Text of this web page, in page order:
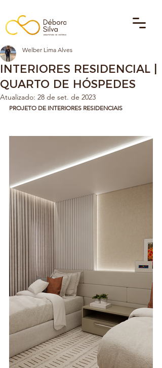
INTERIORES RESIDENCIAL |
QUARTO DE HÓSPEDES
Welber Lima Alves
Atualizado: 28 de set. de 2023
PROJETO DE INTERIORES RESIDENCIAIS